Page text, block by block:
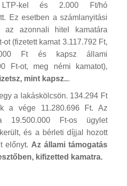
kel és 2.000 Ft/hó
Ez esetben a számlanyitási
azonnali hitel kamatára
ot (fizetett kamat 3.117.792 Ft,
Ft és kapsz állami
Ft-ot, meg némi kamatot),
mint kapsz...
a lakáskölcsön. 134.294 Ft
a vége 11.280.696 Ft. Az
19.500.000 Ft-os ügylet
és a bérleti díjjal hozott
előnyt. Az állami támogatás
kifizetted kamatra.